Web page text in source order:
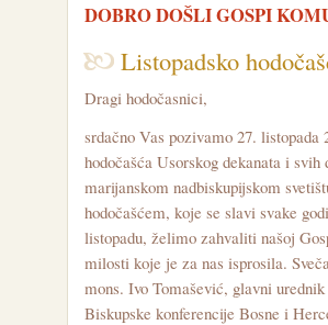
DOBRO DOŠLI GOSPI
Listopadsko
Dragi hodočasnici,
srdačno Vas pozivamo 27.
hodočašća Usorskog dekanata i
marijanskom nadbiskupijskom
hodočašćem, koje se slavi svake
listopadu, želimo zahvaliti našoj
milosti koje je za nas isprosila.
mons. Ivo Tomašević, glavni
Biskupske konferencije Bosne i